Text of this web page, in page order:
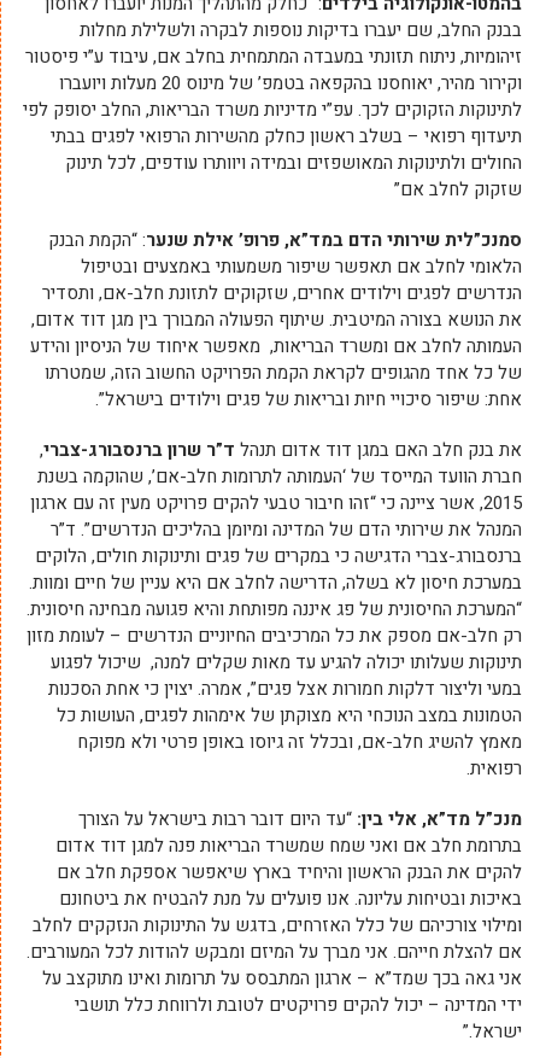
בבנק החלב, שם יעברו בדיקות נוספות לבקרה ולשלילת מחלות
זיהומיות, ניתוח תזונתי במעבדה המתמחית בחלב אם, עיבוד ע”י פיסטור
וקירור מהיר, יאוחסנו בהקפאה בטמפ’ של מינוס 20 מעלות ויועברו
לתינוקות הזקוקים לכך. עפ”י מדיניות משרד הבריאות, החלב יסופק לפי
תיעדוף רפואי – בשלב ראשון כחלק מהשירות הרפואי לפגים בבתי
החולים ולתינוקות המאושפזים ובמידה ויוותרו עודפים, לכל תינוק
שזקוק לחלב אם”
סמנכ”לית שירותי הדם במד”א, פרופ’ אילת שנער: “הקמת הבנק
הלאומי לחלב אם תאפשר שיפור משמעותי באמצעים ובטיפול
הנדרשים לפגים וילודים אחרים, שזקוקים לתזונת חלב-אם, ותסדיר
את הנושא בצורה המיטבית. שיתוף הפעולה המבורך בין מגן דוד אדום,
העמותה לחלב אם ומשרד הבריאות, מאפשר איחוד של הניסיון והידע
של כל אחד מהגופים לקראת הקמת הפרויקט החשוב הזה, שמטרתו
אחת: שיפור סיכויי חיות ובריאות של פגים וילודים בישראל”.
את בנק חלב האם במגן דוד אדום תנהל ד”ר שרון ברנסבורג-צברי,
חברת הוועד המייסד של ‘העמותה לתרומות חלב-אם’, שהוקמה בשנת
2015, אשר ציינה כי “זהו חיבור טבעי להקים פרויקט מעין זה עם ארגון
המנהל את שירותי הדם של המדינה ומיומן בהליכים הנדרשים”. ד”ר
ברנסבורג-צברי הדגישה כי במקרים של פגים ותינוקות חולים, הלוקים
במערכת חיסון לא בשלה, הדרישה לחלב אם היא עניין של חיים ומוות.
“המערכת החיסונית של פג איננה מפותחת והיא פגועה מבחינה חיסונית.
רק חלב-אם מספק את כל המרכיבים החיוניים הנדרשים – לעומת מזון
תינוקות שעלותו יכולה להגיע עד מאות שקלים למנה, שיכול לפגוע
במעי וליצור דלקות חמורות אצל פגים”, אמרה. יצוין כי אחת הסכנות
הטמונות במצב הנוכחי היא מצוקתן של אימהות לפגים, העושות כל
מאמץ להשיג חלב-אם, ובכלל זה גיוסו באופן פרטי ולא מפוקח
רפואית.
מנכ”ל מד”א, אלי בין: “עד היום דובר רבות בישראל על הצורך
בתרומת חלב אם ואני שמח שמשרד הבריאות פנה למגן דוד אדום
להקים את הבנק הראשון והיחיד בארץ שיאפשר אספקת חלב אם
באיכות ובטיחות עליונה. אנו פועלים על מנת להבטיח את ביטחונם
ומילוי צורכיהם של כלל האזרחים, בדגש על התינוקות הנזקקים לחלב
אם להצלת חייהם. אני מברך על המיזם ומבקש להודות לכל המעורבים.
אני גאה בכך שמד”א – ארגון המתבסס על תרומות ואינו מתוקצב על
ידי המדינה – יכול להקים פרויקטים לטובת ולרווחת כלל תושבי
ישראל.”